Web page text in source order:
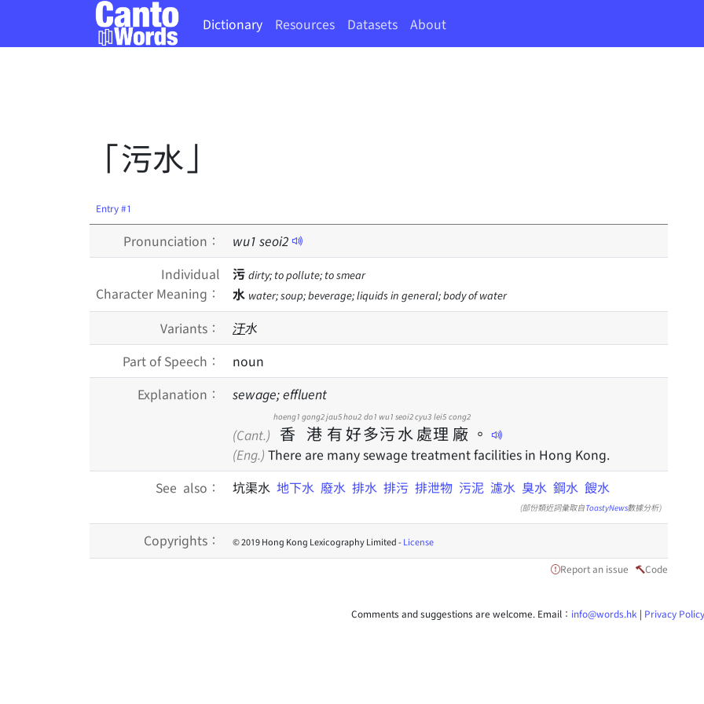
Dictionary Resources Datasets About
「污水」
Entry #1
Pronunciation： wu1 seoi2
Individual
Character Meaning：
污 dirty; to pollute; to smear
水 water; soup; beverage; liquids in general; body of water
Variants： 汙水
Part of Speech：
noun
Explanation：
sewage; effluent
(Cant.) 香
hoeng1
港
gong2
有
jau5
好
hou2
多
do1
污
wu1
水
seoi2
處
cyu3
理
lei5
廠
cong2
。
(Eng.) There are many sewage treatment facilities in Hong Kong.
See also：
坑渠水 地下水 廢水 排水 排污 排泄物 污泥 濾水 臭水 鋼水 餿水
(部份類近詞彙取自ToastyNews數據分析)
Copyrights： © 2019 Hong Kong Lexicography Limited -License
Report an issue Code
Comments and suggestions are welcome. Email： info@words.hk | Privacy Policy